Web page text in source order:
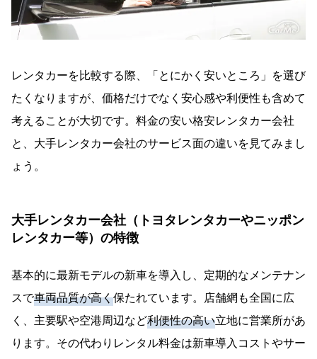
レンタカーを比較する際、「とにかく安いところ」を選び
たくなりますが、価格だけでなく安心感や利便性も含めて
考えることが大切です。料金の安い格安レンタカー会社
と、大手レンタカー会社のサービス面の違いを見てみまし
ょう。
大手レンタカー会社（トヨタレンタカーやニッポン
レンタカー等）の特徴
基本的に最新モデルの新車を導入し、定期的なメンテナン
スで車両品質が高く保たれています。店舗網も全国に広
く、主要駅や空港周辺など利便性の高い立地に営業所があ
ります。その代わりレンタル料金は新車導入コストやサー